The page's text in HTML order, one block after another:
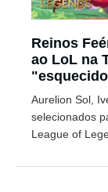
Reinos
ao LoL na
Aurelion Sol,
selecionados
League of